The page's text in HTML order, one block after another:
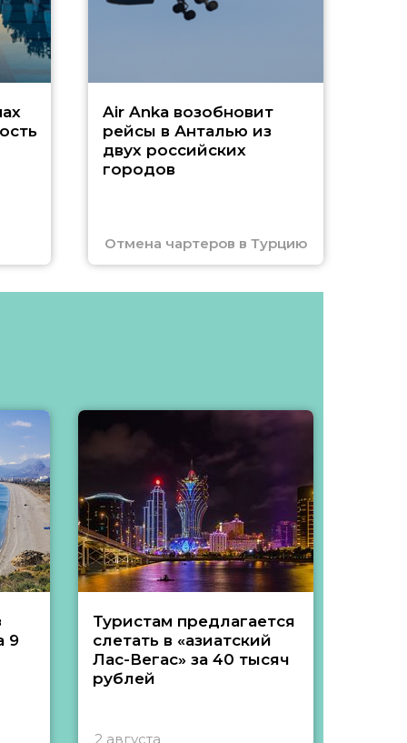
Air Anka возобновит
рейсы в Анталью из
двух российских
городов
Отмена чартеров в Турцию
9
Туристам предлагается
слетать в «азиатский
Лас-Вегас» за 40 тысяч
рублей
2 августа